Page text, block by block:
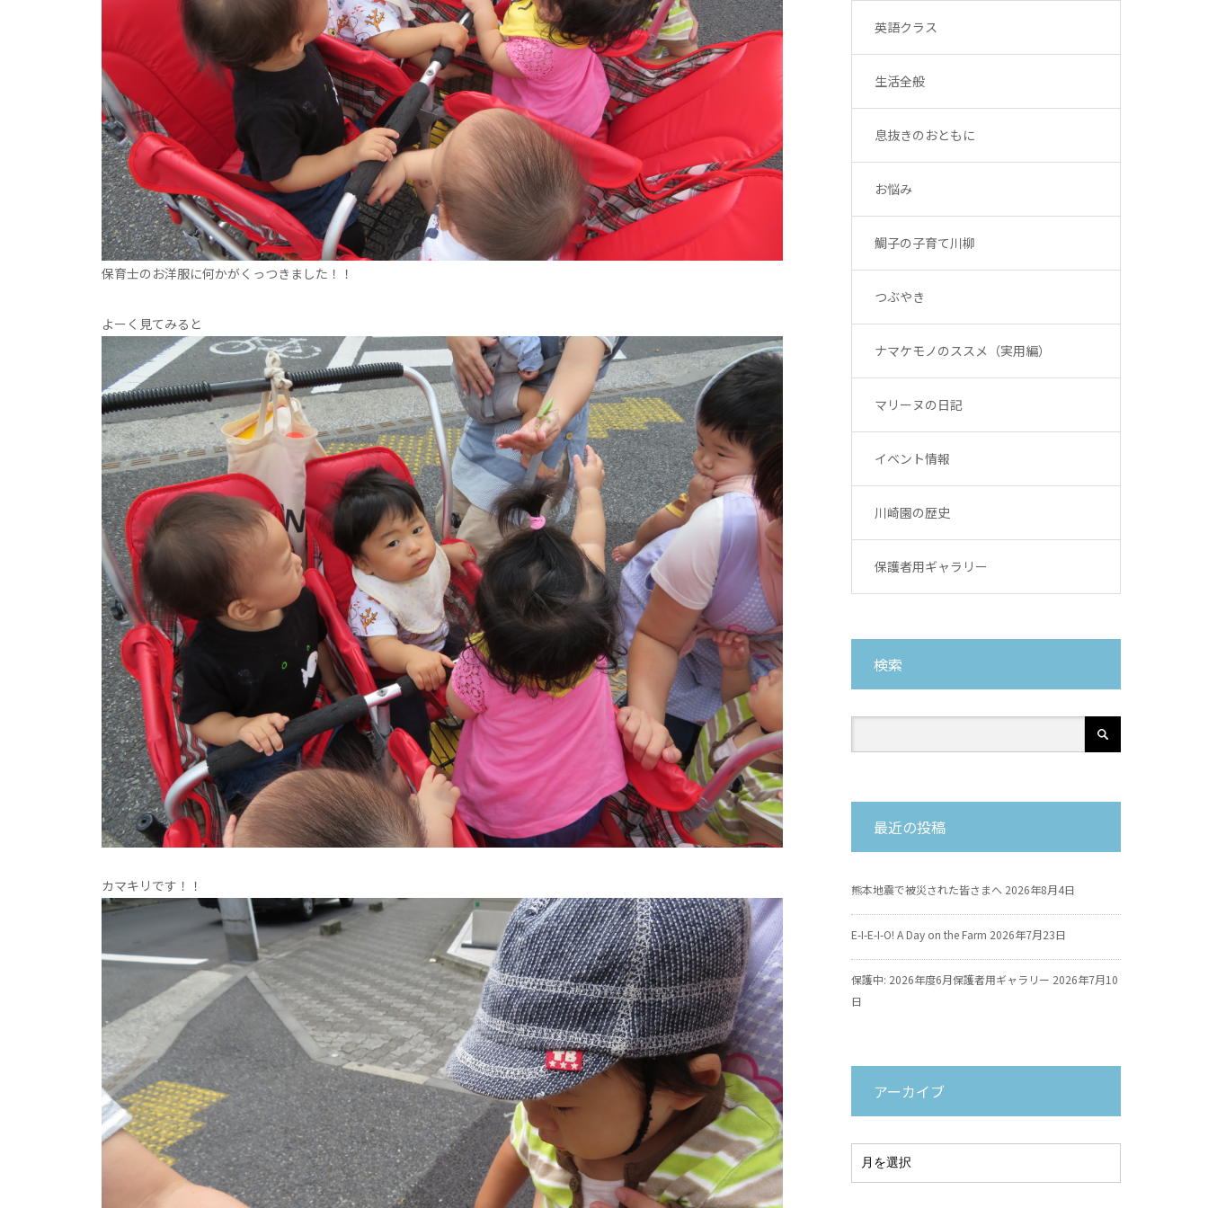
保育士のお洋服に何かがくっつきました！！
よーく見てみると
カマキリです！！
英語クラス
生活全般
息抜きのおともに
お悩み
鯛子の子育て川柳
つぶやき
ナマケモノのススメ（実用編）
マリーヌの日記
イベント情報
川崎園の歴史
保護者用ギャラリー
検索
最近の投稿
熊本地震で被災された皆さまへ 2026年8月4日
E-I-E-I-O! A Day on the Farm 2026年7月23日
保護中: 2026年度6月保護者用ギャラリー 2026年7月10
日
アーカイブ